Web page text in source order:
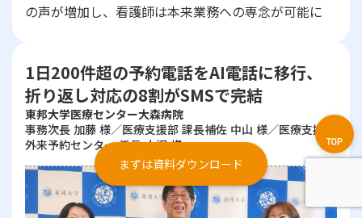
の声が増加し、看護師は本来業務への専念が可能に
1日200件超の予約電話をAI電話に移行、
折り返し対応の8割がSMSで完結
東邦大学医療センター大森病院
事務次長 加藤 様／医療支援部 課長補佐 中山 様／医療支援部
外来予約センター 係長 小沢 様
まずは資料ダウンロード